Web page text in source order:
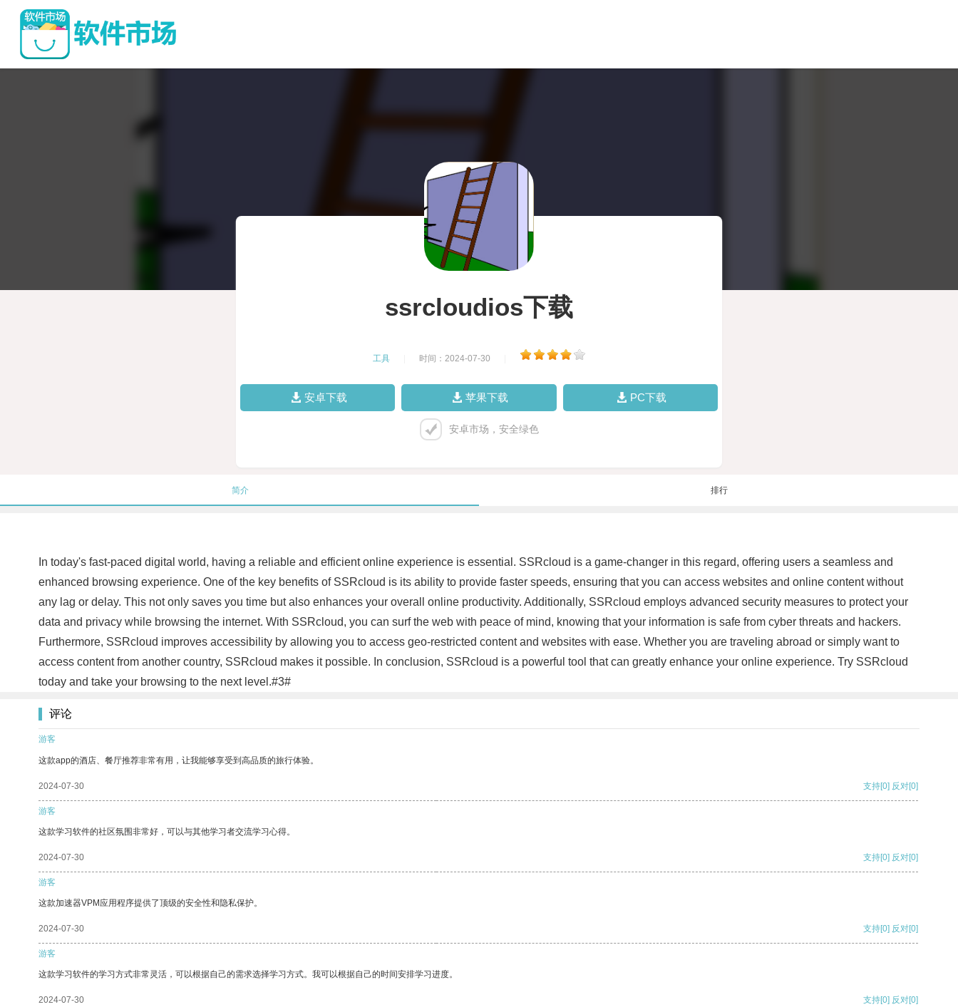
ssrcloudios下载
工具 时间：2024-07-30
安卓下载 苹果下载 PC下载
安卓市场，安全绿色
简介 排行
In today's fast-paced digital world, having a reliable and efficient online experience is essential. SSRcloud is a game-changer in this regard, offering users a seamless and
enhanced browsing experience. One of the key benefits of SSRcloud is its ability to provide faster speeds, ensuring that you can access websites and online content without
any lag or delay. This not only saves you time but also enhances your overall online productivity. Additionally, SSRcloud employs advanced security measures to protect your
data and privacy while browsing the internet. With SSRcloud, you can surf the web with peace of mind, knowing that your information is safe from cyber threats and hackers.
Furthermore, SSRcloud improves accessibility by allowing you to access geo-restricted content and websites with ease. Whether you are traveling abroad or simply want to
access content from another country, SSRcloud makes it possible. In conclusion, SSRcloud is a powerful tool that can greatly enhance your online experience. Try SSRcloud
today and take your browsing to the next level.#3#
评论
游客
这款app的酒店、餐厅推荐非常有用，让我能够享受到高品质的旅行体验。
2024-07-30 支持[0] 反对[0]
游客
这款学习软件的社区氛围非常好，可以与其他学习者交流学习心得。
2024-07-30 支持[0] 反对[0]
游客
这款加速器VPM应用程序提供了顶级的安全性和隐私保护。
2024-07-30 支持[0] 反对[0]
游客
这款学习软件的学习方式非常灵活，可以根据自己的需求选择学习方式。我可以根据自己的时间安排学习进度。
2024-07-30 支持[0] 反对[0]